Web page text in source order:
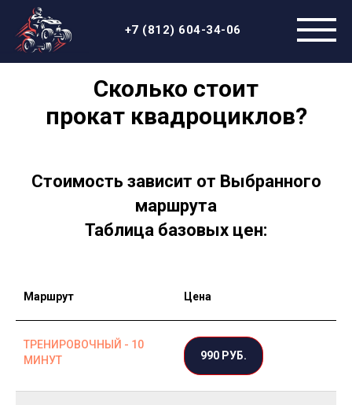
+7 (812) 604-34-06
Сколько стоит
прокат квадроциклов?
Стоимость зависит от Выбранного
маршрута
Таблица базовых цен:
Маршрут Цена
ТРЕНИРОВОЧНЫЙ - 10
МИНУТ
990 РУБ.